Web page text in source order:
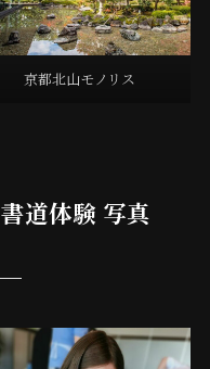
京都北山モノリス
道体験 写真